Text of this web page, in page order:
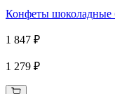
Конфеты шоколадные
1 847 ₽
1 279 ₽